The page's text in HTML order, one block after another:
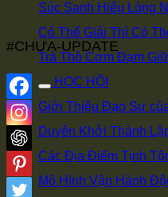
Súc Sanh Hiểu Lòng
Có Thể Giải Thì Có
Trà Thô Cơm Đạm
HỌC HỘI
Giới Thiệu Đạo Sư
Duyên Khởi Thành
Các Địa Điểm Tịnh
Mô Hình Vận Hành
#CHƯA-UPDATE